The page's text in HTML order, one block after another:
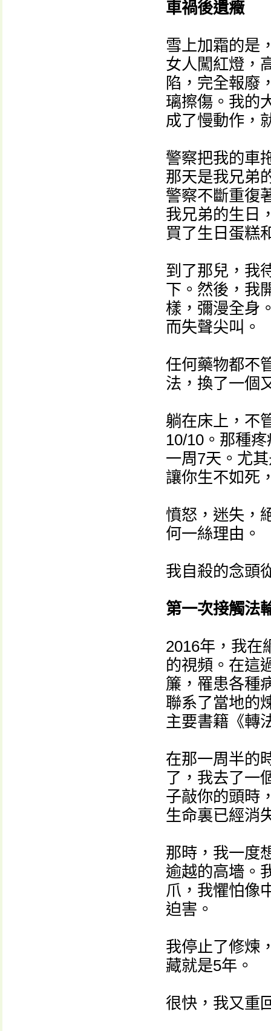
車禍後遺癥
雪上加霜的是
女人闖紅燈，
陷，完全報廢
璃擦傷。我的
成了慢動作，
警察把我的車
那天是我兄弟
警察不斷重復
我兄弟的生日
買了生日蛋糕
到了那兒，我
下。然後，我
樣，彌漫全身
而失聲尖叫。
任何藥物都不
法，換了一個
躺在床上，不
10/10。那種
一周7天。尤
讓你生不如死
憤怒，迷失，
何一絲理由。
我自殺的念頭
第一次接觸法
2016年，我在
的視頻。在這
簾，罹患各種
聯系了當地的
主要書籍《轉
在那一周半的
了，我去了一
子敲你的頭時
生命裏已經消
那時，我一度
逾越的高墻。
爪，我懼怕像
迫害。
我停止了修煉
藏就是5年。
很快，我又重